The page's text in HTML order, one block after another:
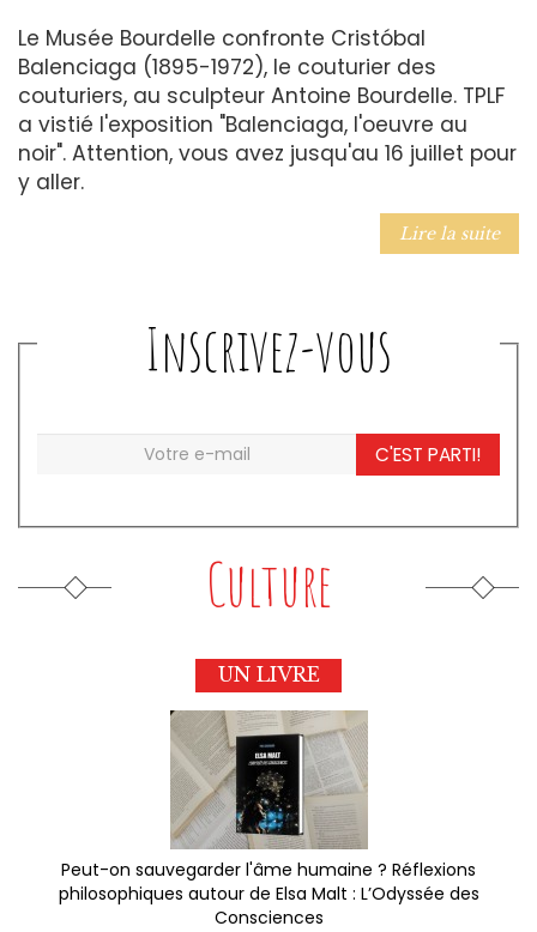
Le Musée Bourdelle confronte Cristóbal
Balenciaga (1895-1972), le couturier des
couturiers, au sculpteur Antoine Bourdelle. TPLF
a vistié l'exposition "Balenciaga, l'oeuvre au
noir". Attention, vous avez jusqu'au 16 juillet pour
y aller.
Lire la suite
Inscrivez-vous
C'EST PARTI!
Culture
UN LIVRE
Peut-on sauvegarder l'âme humaine ? Réflexions
philosophiques autour de Elsa Malt : L’Odyssée des
Consciences